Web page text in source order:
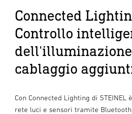
Connected
Controllo
cablaggio
Con Connected Lighting di
rete luci e sensori tramite